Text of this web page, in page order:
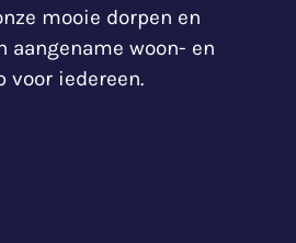
mooie dorpen en
aangename woon- en
voor iedereen.